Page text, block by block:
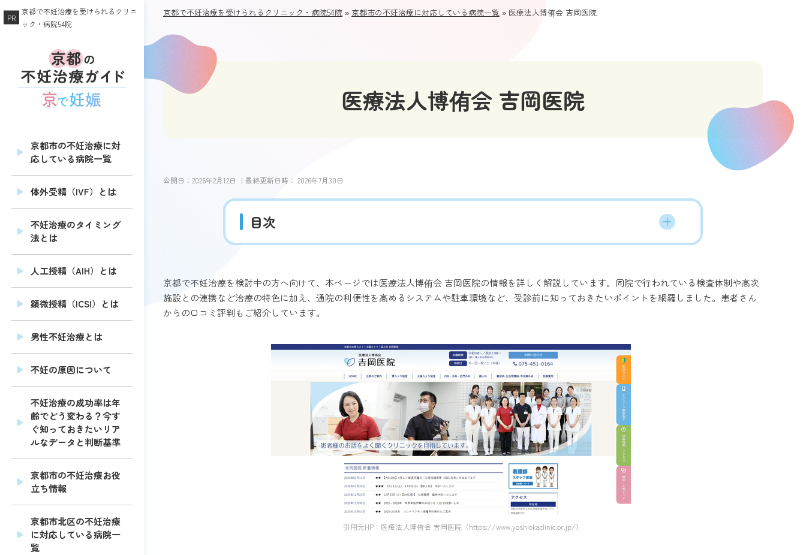
京都で不妊治療を受けられるクリニ
ック・病院54院
京都市の不妊治療に対
応している病院一覧
体外受精（IVF）とは
不妊治療のタイミング
法とは
人工授精（AIH）とは
顕微授精（ICSI）とは
男性不妊治療とは
不妊の原因について
不妊治療の成功率は年
齢でどう変わる？今す
ぐ知っておきたいリア
ルなデータと判断基準
京都市の不妊治療お役
立ち情報
京都市北区の不妊治療
に対応している病院一
覧
京都で不妊治療を受けられるクリニック・病院54院 » 京都市の不妊治療に対応している病院一覧 » 医療法人博侑会 吉岡医院
医療法人博侑会 吉岡医院
公開日： 2026年2月12日 ｜最終更新日時： 2026年7月30日
目次
京都で不妊治療を検討中の方へ向けて、本ページでは医療法人博侑会 吉岡医院の情報を詳しく解説しています。同院で行われている検査体制や高次
施設との連携など治療の特色に加え、通院の利便性を高めるシステムや駐車環境など、受診前に知っておきたいポイントを網羅しました。患者さん
からの口コミ評判もご紹介しています。
引用元HP：医療法人博侑会 吉岡医院（https://www.yoshiokaclinic.or.jp/）